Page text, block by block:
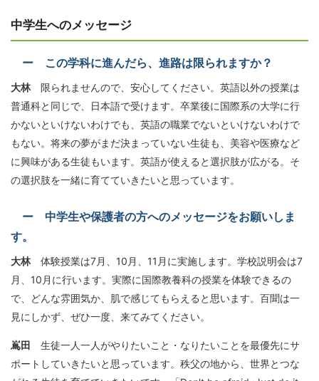
中学生へのメッセージ
ー この学科に進んだら、進路は限られますか？
大林限られませんので、安心してください。英語以外の授業は
普通科と同じで、日本語で受けます。卒業後に国際系の大学に行
かないといけないわけでも、英語の職業でないといけないわけで
もない。将来の夢がまだ決まっていない生徒も、美容や医療など
に興味がある生徒もいます。英語が使えると選択肢が広がる。そ
の選択肢を一緒に育てていきたいと思っています。
ー 中学生や保護者の方へのメッセージをお願いしま
す。
大林体験授業は7月、10月、11月に実施します。学校説明会は7
月、10月に行います。実際に国際教養科の授業を体験できるの
で、どんな雰囲気か、肌で感じてもらえると思います。百聞は一
見にしかず、ぜひ一度、来てみてください。
嶌田 生徒一人一人がやりたいこと・なりたいことを最優先にサ
ポートしていきたいと思っています。秩父の地から、世界とつな